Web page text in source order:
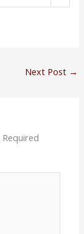
Next Post →
Required